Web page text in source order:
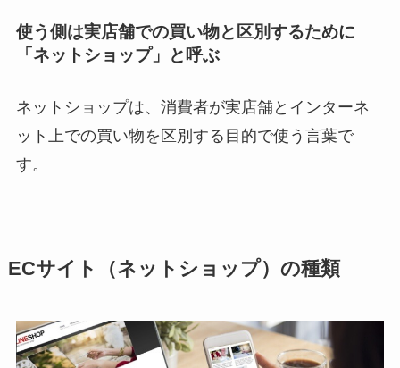
使う側は実店舗での買い物と区別するために
「ネットショップ」と呼ぶ
ネットショップは、消費者が実店舗とインターネ
ット上での買い物を区別する目的で使う言葉で
す。
ECサイト（ネットショップ）の種類